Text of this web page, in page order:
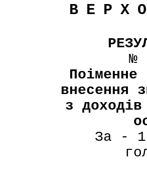
№
Поіменне
внесення
з
За -